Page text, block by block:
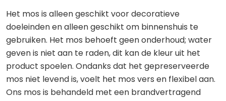
Het mos is alleen geschikt voor decoratieve
doeleinden en alleen geschikt om binnenshuis te
gebruiken. Het mos behoeft geen onderhoud; water
geven is niet aan te raden, dit kan de kleur uit het
product spoelen. Ondanks dat het gepreserveerde
mos niet levend is, voelt het mos vers en flexibel aan.
Ons mos is behandeld met een brandvertragend